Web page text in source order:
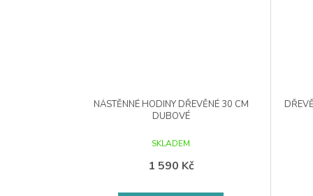
NÁSTĚNNÉ HODINY DŘEVĚNÉ 30 CM
DUBOVÉ
SKLADEM
1 590 Kč